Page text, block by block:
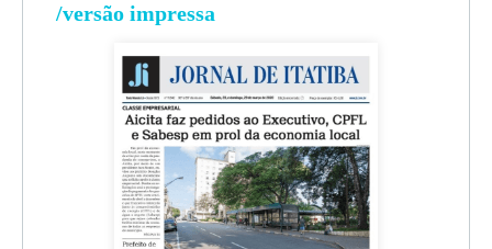
/versão impressa